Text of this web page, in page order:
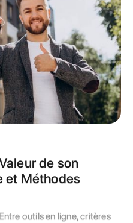
de son
et Méthodes
outils en ligne, critères